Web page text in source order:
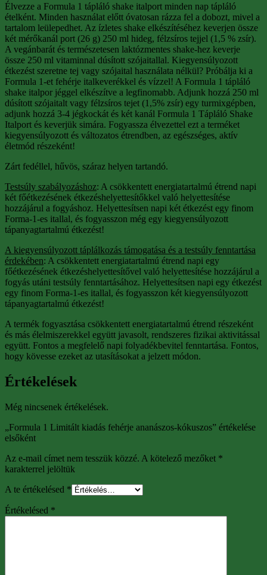
Élvezze a Formula 1 tápláló shake italport minden nap tápláló
ételként. Minden használat előtt óvatosan rázza fel a dobozt, mivel a
tartalom leülepedhet. Az ízletes shake elkészítéséhez keverjen össze
két mérőkanál port (26 g) 250 ml hideg, félzsíros tejjel (1,5 % zsír).
A vegánbarát és természetesen laktózmentes shake-hez keverje
össze 250 ml vitaminnal dúsított szójaitallal. Kiegyensúlyozott
étkezést szeretne tej vagy szójaital használata nélkül? Próbálja ki a
Formula 1-et fehérje italkeverékkel és vízzel! A Formula 1 tápláló
shake italpor jéggel elkészítve a legfinomabb. Adjunk hozzá 250 ml
dúsított szójaitalt vagy félzsíros tejet (1,5% zsír) egy turmixgépben,
adjunk hozzá 3-4 jégkockát és két kanál Formula 1 Tápláló Shake
Italport és keverjük simára. Fogyassza élvezettel ezt a terméket
kiegyensúlyozott és változatos étrendben, az egészséges, aktív
életmód részeként!
Zárt fedéllel, hűvös, száraz helyen tartandó.
Testsúly szabályozáshoz: A csökkentett energiatartalmú étrend napi
két főétkezésének étkezéshelyettesítőkkel való helyettesítése
hozzájárul a fogyáshoz. Helyettesítsen napi két étkezést egy finom
Forma-1-es itallal, és fogyasszon még egy kiegyensúlyozott
tápanyagtartalmú étkezést!
A kiegyensúlyozott táplálkozás támogatása és a testsúly fenntartása
érdekében: A csökkentett energiatartalmú étrend napi egy
főétkezésének étkezéshelyettesítővel való helyettesítése hozzájárul a
fogyás utáni testsúly fenntartásához. Helyettesítsen napi egy étkezést
egy finom Forma-1-es itallal, és fogyasszon két kiegyensúlyozott
tápanyagtartalmú étkezést!
A termék fogyasztása csökkentett energiatartalmú étrend részeként
és más élelmiszerekkel együtt javasolt, rendszeres fizikai aktivitással
együtt. Fontos a megfelelő napi folyadékbevitel fenntartása. Fontos,
hogy kövesse ezeket az utasításokat a jelzett módon.
Értékelések
Még nincsenek értékelések.
„Formula 1 Limitált kiadás fehérje ananászos-kókuszos” értékelése
elsőként
Az e-mail címet nem tesszük közzé. A kötelező mezőket *
karakterrel jelöltük
A te értékelésed *
Értékelésed *